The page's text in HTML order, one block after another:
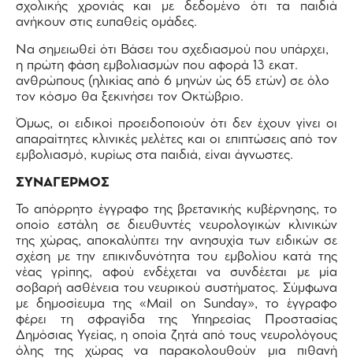
σχολικής χρονιάς και με δεδομένο ότι τα παιδιά
ανήκουν στις ευπαθείς ομάδες.
Να σημειωθεί ότι Βάσει του σχεδιασμού που υπάρχει,
η πρώτη φάση εμβολιασμών που αφορά 13 εκατ.
ανθρώπους (ηλικίας από 6 μηνών ώς 65 ετών) σε όλο
τον κόσμο θα ξεκινήσει τον Οκτώβριο.
Όμως, οι ειδικοί προειδοποιούν ότι δεν έχουν γίνει οι
απαραίτητες κλινικές μελέτες και οι επιπτώσεις από τον
εμβολιασμό, κυρίως στα παιδιά, είναι άγνωστες.
ΣΥΝΑΓΕΡΜΟΣ
Το απόρρητο έγγραφο της βρετανικής κυβέρνησης, το
οποίο εστάλη σε διευθυντές νευρολογικών κλινικών
της χώρας, αποκαλύπτει την ανησυχία των ειδικών σε
σχέση με την επικινδυνότητα του εμβολίου κατά της
νέας γρίπης, αφού ενδέχεται να συνδέεται με μία
σοβαρή ασθένεια του νευρικού συστήματος. Σύμφωνα
με δημοσίευμα της «Μail on Sunday», το έγγραφο
φέρει τη σφραγίδα της Υπηρεσίας Προστασίας
Δημόσιας Υγείας, η οποία ζητά από τους νευρολόγους
όλης της χώρας να παρακολουθούν μια πιθανή